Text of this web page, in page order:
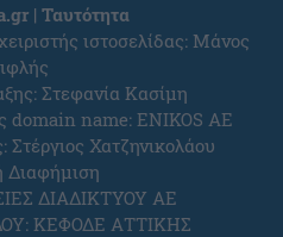
| Ταυτότητα
ιστοσελίδας: Μάνος
Στεφανία Κασίμη
domain name: ENIKOS AE
Χατζηνικολάου
Διαφήμιση
ΔΙΑΔΙΚΤΥΟΥ ΑΕ
ΚΕΦΟΔΕ ΑΤΤΙΚΗΣ